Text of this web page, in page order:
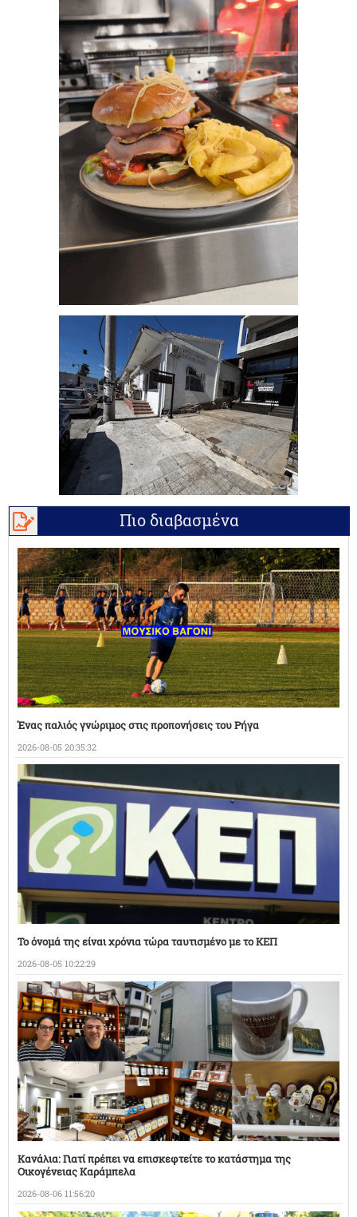
Πιο διαβασμένα
Ένας παλιός γνώριμος στις προπονήσεις του Ρήγα
2026-08-05 20:35:32
Το όνομά της είναι χρόνια τώρα ταυτισμένο με το ΚΕΠ
2026-08-05 10:22:29
Κανάλια: Γιατί πρέπει να επισκεφτείτε το κατάστημα της
Οικογένειας Καράμπελα
2026-08-06 11:56:20